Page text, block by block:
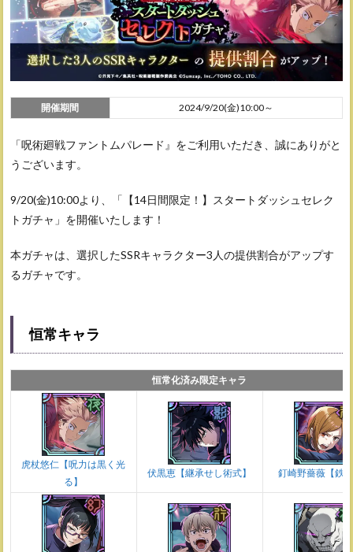
開催期間 2024/9/20(金)10:00～
「呪術廻戦ファントムパレード』をご利用いただき、誠にありがと
うございます。
9/20(金)10:00より、「【14日間限定！】スタートダッシュセレク
トガチャ」を開催いたします！
本ガチャは、選択したSSRキャラクター3人の提供割合がアップす
るガチャです。
恒常キャラ
恒常化済み限定キャラ
虎杖悠仁【呪力は黒く光
る】
伏黒恵【継承せし術式】 釘崎野薔薇【鉄